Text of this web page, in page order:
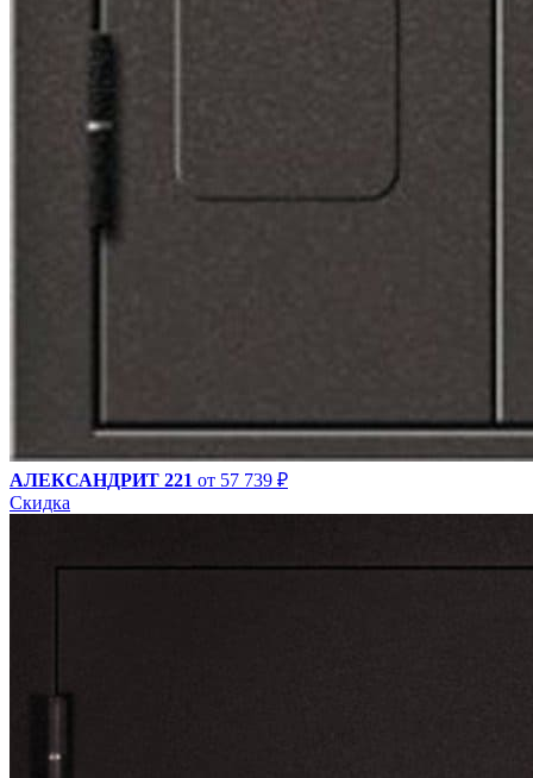
АЛЕКСАНДРИТ 221 от 57 739 ₽
Скидка